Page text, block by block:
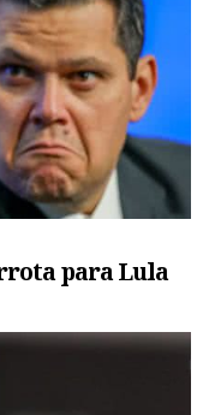
para Lula